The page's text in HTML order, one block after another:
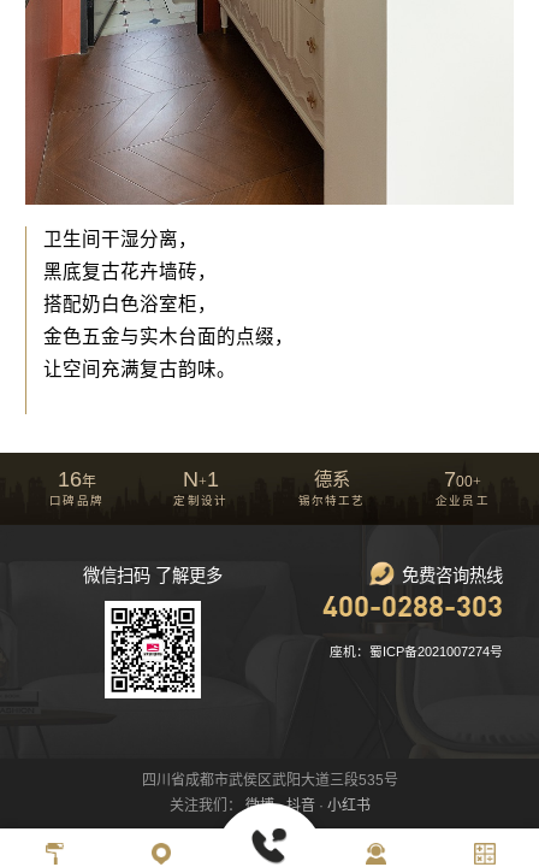
卫生间干湿分离，
黑底复古花卉墙砖，
搭配奶白色浴室柜，
金色五金与实木台面的点缀，
让空间充满复古韵味。
16年
口碑品牌
N+1
定制设计
德系
锡尔特工艺
700+
企业员工
微信扫码 了解更多 免费咨询热线
400-0288-303
座机：蜀ICP备2021007274号
四川省成都市武侯区武阳大道三段535号
关注我们：微博·抖音· 小红书